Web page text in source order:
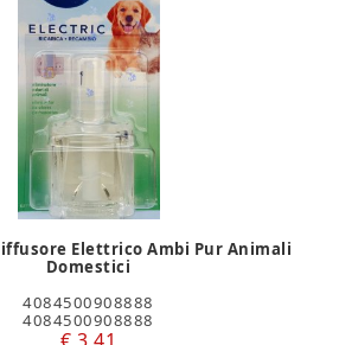
Elettrico Ambi Pur Animali
Domestici
4084500908888
4084500908888